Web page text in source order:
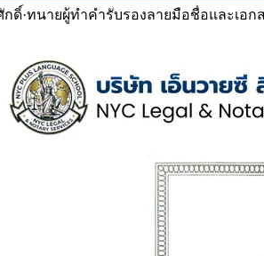
กดิ์·ทนายผู้ทำคำรับรองลายมือชื่อและเอก